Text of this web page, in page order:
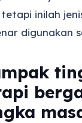
inilah
digunakan